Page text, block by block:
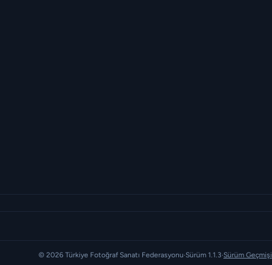
© 2026 Türkiye Fotoğraf Sanatı Federasyonu·Sürüm 1.1.3·Sürüm Geçmişi